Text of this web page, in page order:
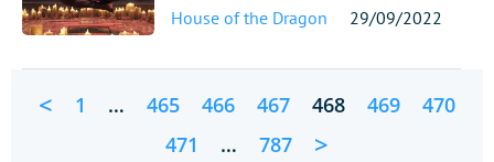
House of the Dragon 29/09/2022
< 1 … 465 466 467 468 469
470
471
… 787 >